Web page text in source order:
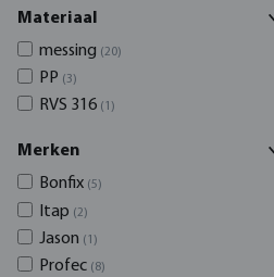
Materiaal
messing (20)
PP (3)
RVS 316 (1)
Merken
Bonfix (5)
Itap (2)
Jason (1)
Profec (8)